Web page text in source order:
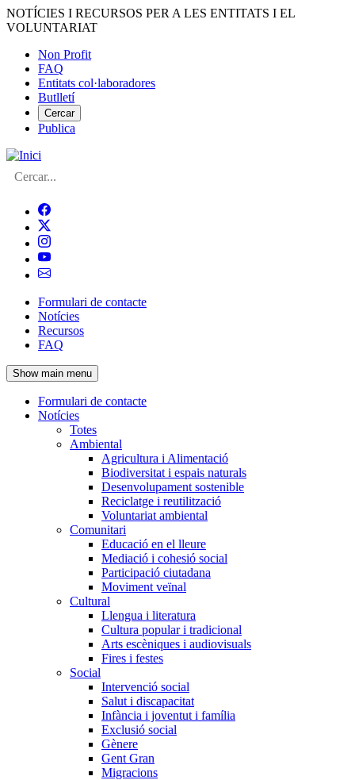
Vés
al
NOTÍCIES I RECURSOS PER A LES ENTITATS I EL
VOLUNTARIAT
Menú
del
compte
d'usuari
Non Profit
FAQ
Entitats col·laboradores
Butlletí
Cercar
Publica
Cerca
Navegació
principal
de
l'encapçalament
Formulari de contacte
Notícies
Recursos
FAQ
Show main menu
Navegació
principal
Formulari de contacte
Notícies
Totes
Ambiental
Agricultura i Alimentació
Biodiversitat i espais naturals
Desenvolupament sostenible
Reciclatge i reutilització
Voluntariat ambiental
Comunitari
Educació en el lleure
Mediació i cohesió social
Participació ciutadana
Moviment veïnal
Cultural
Llengua i literatura
Cultura popular i tradicional
Arts escèniques i audiovisuals
Fires i festes
Social
Intervenció social
Salut i discapacitat
Infància i joventut i família
Exclusió social
Gènere
Gent Gran
Migracions